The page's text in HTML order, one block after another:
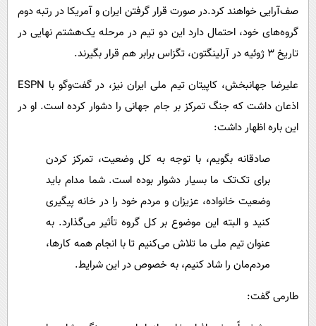
صف‌آرایی خواهند کرد.در صورت قرار گرفتن ایران و آمریکا در رتبه دوم
گروه‌های خود، احتمال دارد این دو تیم در مرحله یک‌هشتم نهایی در
تاریخ ۳ ژوئیه در آرلینگتون، تگزاس برابر هم قرار بگیرند.
علیرضا جهانبخش، کاپیتان تیم ملی ایران نیز، در گفت‌وگو با ESPN
اذعان داشت که جنگ تمرکز بر جام جهانی را دشوار کرده است. او در
این باره اظهار داشت:
صادقانه بگویم، با توجه به کل وضعیت، تمرکز کردن
برای تک‌تک ما بسیار دشوار بوده است. شما مدام باید
وضعیت خانواده، عزیزان و مردم خود را در خانه پیگیری
کنید و البته این موضوع بر کل گروه تأثیر می‌گذارد. به
عنوان تیم ملی ما تلاش می‌کنیم تا با انجام همه کارها،
مردم‌مان را شاد کنیم، به خصوص در این شرایط.
طارمی گفت: